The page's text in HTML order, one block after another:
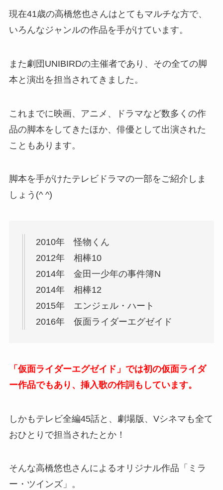
現在41歳の高橋悠也さんはとてもマルチな方で、
いろんなジャンルの作品を手がけています。
また劇団UNIBIRDの主催者であり、その全ての脚
本と演出を担当されてきました。
これまでに映画、アニメ、ドラマなど数多くの作
品の脚本をしてきたほか、俳優として出演された
こともあります。
脚本を手がけたテレビドラマの一部をご紹介しま
しょう(^ ^)
2010年 怪物くん
2012年 相棒10
2014年 金田一少年の事件簿N
2014年 相棒12
2015年 エンジェル・ハート
2016年 仮面ライダーエグゼイド
「仮面ライダーエグゼイド」では初の仮面ライダ
ー作品でもあり、挿入歌の作詞もしています。
しかもテレビ全編45話と、劇場版、Vシネマも全て
おひとりで担当されたとか！
そんな高橋悠也さんによるオリジナル作品「ミラ
ー・ツインズ」。